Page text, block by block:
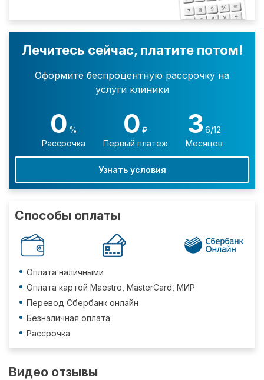
Лечитесь сейчас, платите потом!
Оформите беспроцентную рассрочку на
услуги клиники
0 %
Рассрочка
0 ₽
Первый платеж
3 6/12
Месяцев
Узнать условия
Способы оплаты
Оплата наличными
Оплата картой Maestro, MasterCard, МИР
Перевод Сбербанк онлайн
Безналичная оплата
Рассрочка
Видео отзывы